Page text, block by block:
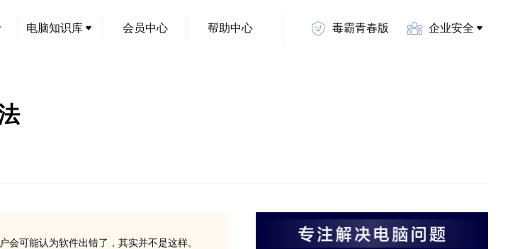
电脑知识库 会员中心 帮助中心 毒霸青春版 企业安全
可能认为软件出错了，其实并不是这样。